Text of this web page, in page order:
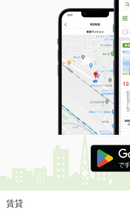
賃貸